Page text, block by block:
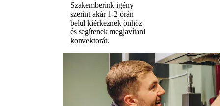
Szakemberink igény
szerint akár 1-2 órán
belül kiérkeznek önhöz
és segítenek megjavítani
konvektorát.